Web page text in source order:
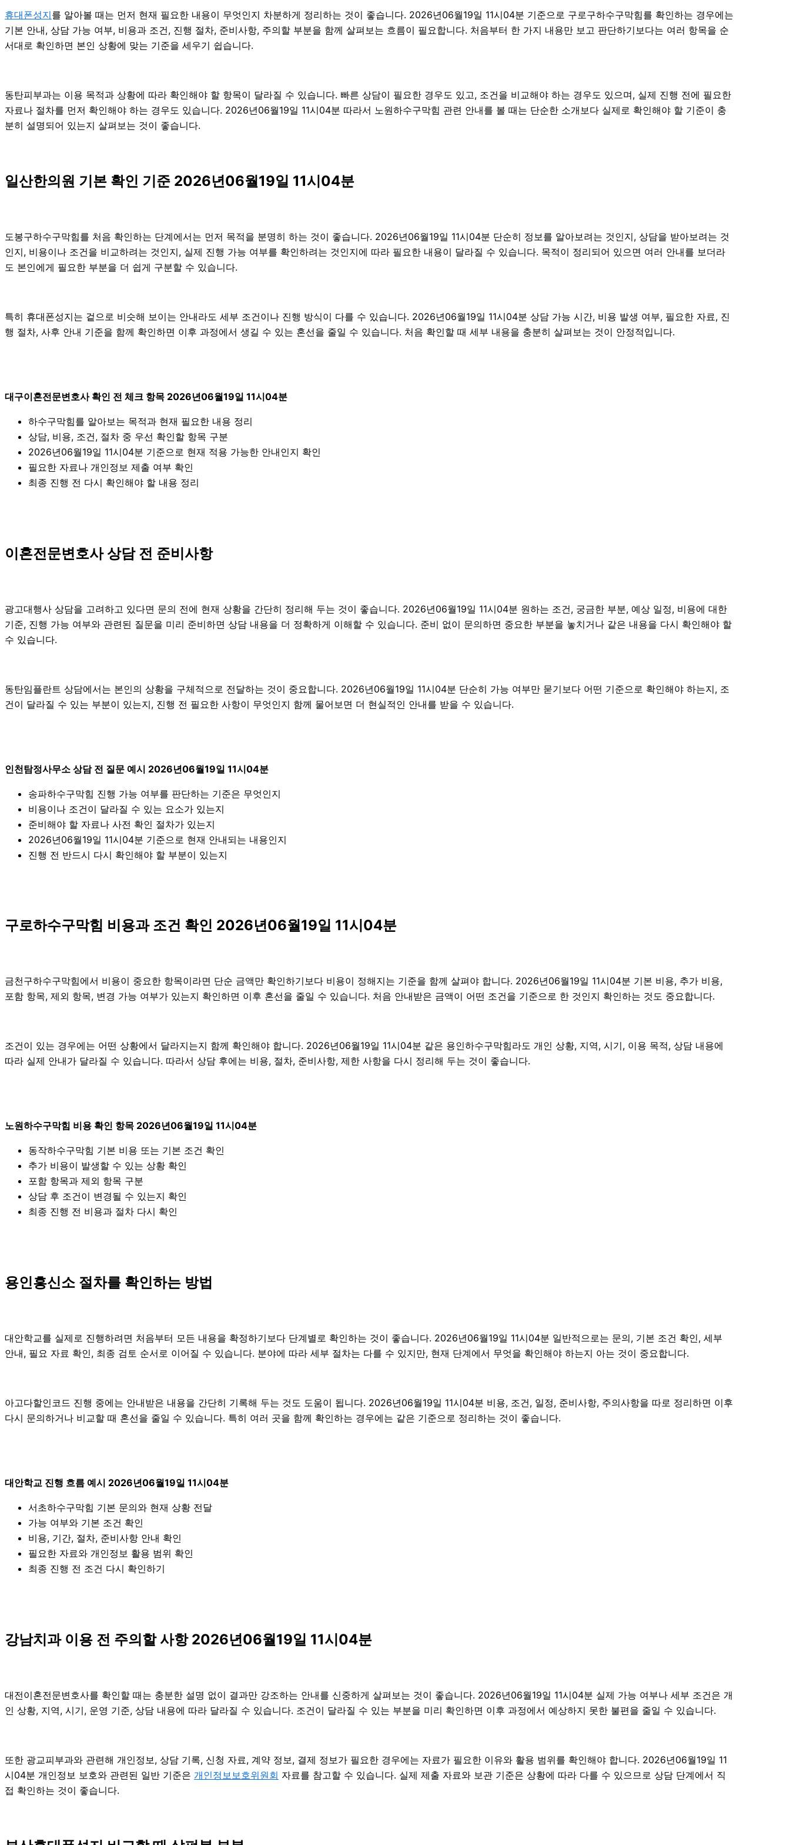
휴대폰성지를 알아볼 때는 먼저 현재 필요한 내용이 무엇인지 차분하게 정리하는 것이 좋습니다. 2026년06월19일 11시04분 기준으로 구로구하수구막힘를 확인하는 경우에는
기본 안내, 상담 가능 여부, 비용과 조건, 진행 절차, 준비사항, 주의할 부분을 함께 살펴보는 흐름이 필요합니다. 처음부터 한 가지 내용만 보고 판단하기보다는 여러 항목을 순
서대로 확인하면 본인 상황에 맞는 기준을 세우기 쉽습니다.
동탄피부과는 이용 목적과 상황에 따라 확인해야 할 항목이 달라질 수 있습니다. 빠른 상담이 필요한 경우도 있고, 조건을 비교해야 하는 경우도 있으며, 실제 진행 전에 필요한
자료나 절차를 먼저 확인해야 하는 경우도 있습니다. 2026년06월19일 11시04분 따라서 노원하수구막힘 관련 안내를 볼 때는 단순한 소개보다 실제로 확인해야 할 기준이 충
분히 설명되어 있는지 살펴보는 것이 좋습니다.
일산한의원 기본 확인 기준 2026년06월19일 11시04분
도봉구하수구막힘를 처음 확인하는 단계에서는 먼저 목적을 분명히 하는 것이 좋습니다. 2026년06월19일 11시04분 단순히 정보를 알아보려는 것인지, 상담을 받아보려는 것
인지, 비용이나 조건을 비교하려는 것인지, 실제 진행 가능 여부를 확인하려는 것인지에 따라 필요한 내용이 달라질 수 있습니다. 목적이 정리되어 있으면 여러 안내를 보더라
도 본인에게 필요한 부분을 더 쉽게 구분할 수 있습니다.
특히 휴대폰성지는 겉으로 비슷해 보이는 안내라도 세부 조건이나 진행 방식이 다를 수 있습니다. 2026년06월19일 11시04분 상담 가능 시간, 비용 발생 여부, 필요한 자료, 진
행 절차, 사후 안내 기준을 함께 확인하면 이후 과정에서 생길 수 있는 혼선을 줄일 수 있습니다. 처음 확인할 때 세부 내용을 충분히 살펴보는 것이 안정적입니다.
대구이혼전문변호사 확인 전 체크 항목 2026년06월19일 11시04분
하수구막힘를 알아보는 목적과 현재 필요한 내용 정리
상담, 비용, 조건, 절차 중 우선 확인할 항목 구분
2026년06월19일 11시04분 기준으로 현재 적용 가능한 안내인지 확인
필요한 자료나 개인정보 제출 여부 확인
최종 진행 전 다시 확인해야 할 내용 정리
이혼전문변호사 상담 전 준비사항
광고대행사 상담을 고려하고 있다면 문의 전에 현재 상황을 간단히 정리해 두는 것이 좋습니다. 2026년06월19일 11시04분 원하는 조건, 궁금한 부분, 예상 일정, 비용에 대한
기준, 진행 가능 여부와 관련된 질문을 미리 준비하면 상담 내용을 더 정확하게 이해할 수 있습니다. 준비 없이 문의하면 중요한 부분을 놓치거나 같은 내용을 다시 확인해야 할
수 있습니다.
동탄임플란트 상담에서는 본인의 상황을 구체적으로 전달하는 것이 중요합니다. 2026년06월19일 11시04분 단순히 가능 여부만 묻기보다 어떤 기준으로 확인해야 하는지, 조
건이 달라질 수 있는 부분이 있는지, 진행 전 필요한 사항이 무엇인지 함께 물어보면 더 현실적인 안내를 받을 수 있습니다.
인천탐정사무소 상담 전 질문 예시 2026년06월19일 11시04분
송파하수구막힘 진행 가능 여부를 판단하는 기준은 무엇인지
비용이나 조건이 달라질 수 있는 요소가 있는지
준비해야 할 자료나 사전 확인 절차가 있는지
2026년06월19일 11시04분 기준으로 현재 안내되는 내용인지
진행 전 반드시 다시 확인해야 할 부분이 있는지
구로하수구막힘 비용과 조건 확인 2026년06월19일 11시04분
금천구하수구막힘에서 비용이 중요한 항목이라면 단순 금액만 확인하기보다 비용이 정해지는 기준을 함께 살펴야 합니다. 2026년06월19일 11시04분 기본 비용, 추가 비용,
포함 항목, 제외 항목, 변경 가능 여부가 있는지 확인하면 이후 혼선을 줄일 수 있습니다. 처음 안내받은 금액이 어떤 조건을 기준으로 한 것인지 확인하는 것도 중요합니다.
조건이 있는 경우에는 어떤 상황에서 달라지는지 함께 확인해야 합니다. 2026년06월19일 11시04분 같은 용인하수구막힘라도 개인 상황, 지역, 시기, 이용 목적, 상담 내용에
따라 실제 안내가 달라질 수 있습니다. 따라서 상담 후에는 비용, 절차, 준비사항, 제한 사항을 다시 정리해 두는 것이 좋습니다.
노원하수구막힘 비용 확인 항목 2026년06월19일 11시04분
동작하수구막힘 기본 비용 또는 기본 조건 확인
추가 비용이 발생할 수 있는 상황 확인
포함 항목과 제외 항목 구분
상담 후 조건이 변경될 수 있는지 확인
최종 진행 전 비용과 절차 다시 확인
용인흥신소 절차를 확인하는 방법
대안학교를 실제로 진행하려면 처음부터 모든 내용을 확정하기보다 단계별로 확인하는 것이 좋습니다. 2026년06월19일 11시04분 일반적으로는 문의, 기본 조건 확인, 세부
안내, 필요 자료 확인, 최종 검토 순서로 이어질 수 있습니다. 분야에 따라 세부 절차는 다를 수 있지만, 현재 단계에서 무엇을 확인해야 하는지 아는 것이 중요합니다.
아고다할인코드 진행 중에는 안내받은 내용을 간단히 기록해 두는 것도 도움이 됩니다. 2026년06월19일 11시04분 비용, 조건, 일정, 준비사항, 주의사항을 따로 정리하면 이후
다시 문의하거나 비교할 때 혼선을 줄일 수 있습니다. 특히 여러 곳을 함께 확인하는 경우에는 같은 기준으로 정리하는 것이 좋습니다.
대안학교 진행 흐름 예시 2026년06월19일 11시04분
서초하수구막힘 기본 문의와 현재 상황 전달
가능 여부와 기본 조건 확인
비용, 기간, 절차, 준비사항 안내 확인
필요한 자료와 개인정보 활용 범위 확인
최종 진행 전 조건 다시 확인하기
강남치과 이용 전 주의할 사항 2026년06월19일 11시04분
대전이혼전문변호사를 확인할 때는 충분한 설명 없이 결과만 강조하는 안내를 신중하게 살펴보는 것이 좋습니다. 2026년06월19일 11시04분 실제 가능 여부나 세부 조건은 개
인 상황, 지역, 시기, 운영 기준, 상담 내용에 따라 달라질 수 있습니다. 조건이 달라질 수 있는 부분을 미리 확인하면 이후 과정에서 예상하지 못한 불편을 줄일 수 있습니다.
또한 광교피부과와 관련해 개인정보, 상담 기록, 신청 자료, 계약 정보, 결제 정보가 필요한 경우에는 자료가 필요한 이유와 활용 범위를 확인해야 합니다. 2026년06월19일 11
시04분 개인정보 보호와 관련된 일반 기준은 개인정보보호위원회 자료를 참고할 수 있습니다. 실제 제출 자료와 보관 기준은 상황에 따라 다를 수 있으므로 상담 단계에서 직
접 확인하는 것이 좋습니다.